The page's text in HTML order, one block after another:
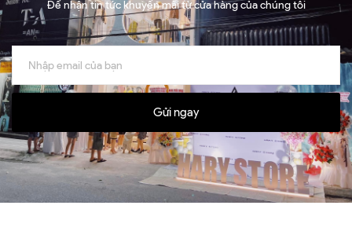
Để nhận tin tức khuyến mãi từ cửa hàng của chúng tôi
Gửi ngay